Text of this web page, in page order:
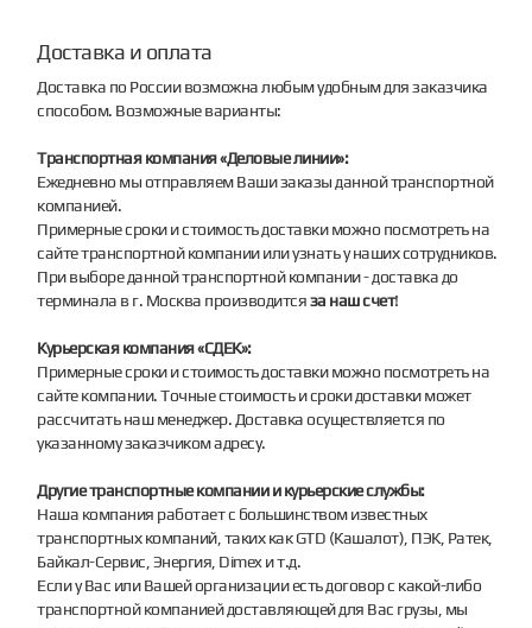
Доставка и оплата
Доставка по России возможна любым удобным для заказчика
способом. Возможные варианты:
Транспортная компания «Деловые линии»:
Ежедневно мы отправляем Ваши заказы данной транспортной
компанией.
Примерные сроки и стоимость доставки можно посмотреть на
сайте транспортной компании или узнать у наших сотрудников.
При выборе данной транспортной компании - доставка до
терминала в г. Москва производитсяза наш счет!
Курьерская компания «СДЕК»:
Примерные сроки и стоимость доставки можно посмотреть на
сайте компании. Точные стоимость и сроки доставки может
рассчитать наш менеджер. Доставка осуществляется по
указанному заказчиком адресу.
Другие транспортные компании и курьерские службы:
Наша компания работает с большинством известных
транспортных компаний, таких как GTD (Кашалот), ПЭК, Ратек,
Байкал-Сервис, Энергия, Dimex и т.д.
Если у Вас или Вашей организации есть договор с какой-либо
транспортной компанией доставляющей для Вас грузы, мы